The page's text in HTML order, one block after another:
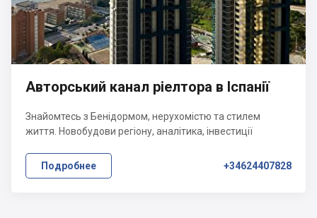
Авторський канал ріелтора в Іспанії
Знайомтесь з Бенідормом, нерухомістю та стилем
життя. Новобудови регіону, аналітика, інвестиції
Подробнее +34624407828